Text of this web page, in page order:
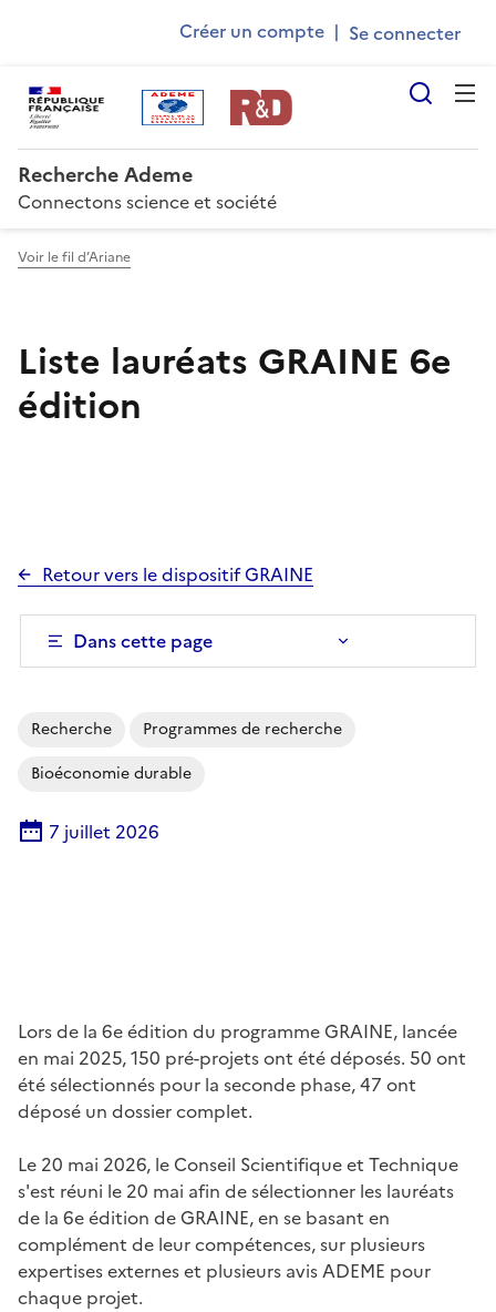
principal
Ademe
account
menu
Créer un compte |
Recherche Ademe
Connectons science et société
Voir le fil d’Ariane
Liste lauréats GRAINE 6e
édition
Retour vers le dispositif GRAINE
Dans cette page
Recherche
Programmes de recherche
Bioéconomie durable
7 juillet 2026
Lors de la 6e édition du programme GRAINE, lancée
en mai 2025, 150 pré-projets ont été déposés. 50 ont
été sélectionnés pour la seconde phase, 47 ont
déposé un dossier complet.
Le 20 mai 2026, le Conseil Scientifique et Technique
s'est réuni le 20 mai afin de sélectionner les lauréats
de la 6e édition de GRAINE, en se basant en
complément de leur compétences, sur plusieurs
expertises externes et plusieurs avis ADEME pour
chaque projet.